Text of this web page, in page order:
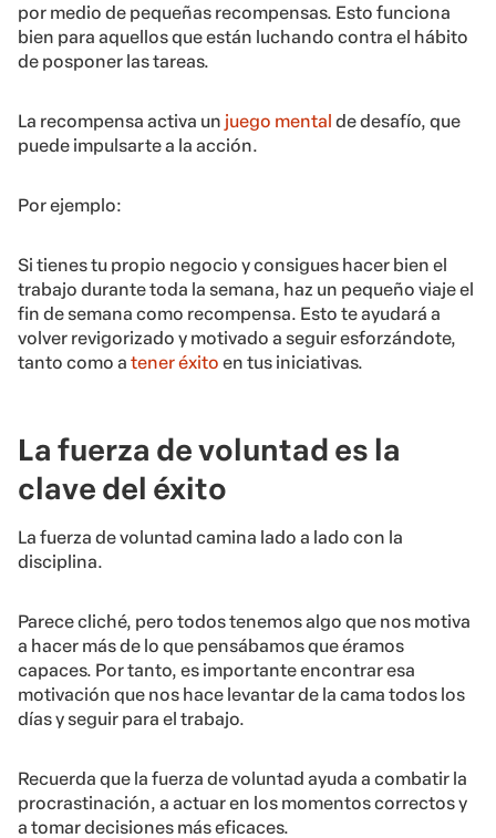
por medio de pequeñas recompensas. Esto funciona
bien para aquellos que están luchando contra el hábito
de posponer las tareas.
La recompensa activa un juego mental de desafío, que
puede impulsarte a la acción.
Por ejemplo:
Si tienes tu propio negocio y consigues hacer bien el
trabajo durante toda la semana, haz un pequeño viaje el
fin de semana como recompensa. Esto te ayudará a
volver revigorizado y motivado a seguir esforzándote,
tanto como a tener éxito en tus iniciativas.
La fuerza de voluntad es la
clave del éxito
La fuerza de voluntad camina lado a lado con la
disciplina.
Parece cliché, pero todos tenemos algo que nos motiva
a hacer más de lo que pensábamos que éramos
capaces. Por tanto, es importante encontrar esa
motivación que nos hace levantar de la cama todos los
días y seguir para el trabajo.
Recuerda que la fuerza de voluntad ayuda a combatir la
procrastinación, a actuar en los momentos correctos y
a tomar decisiones más eficaces.